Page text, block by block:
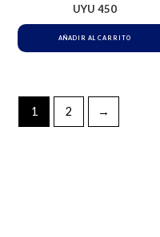
UYU 450
AÑADIR AL CARRITO
1 2 →